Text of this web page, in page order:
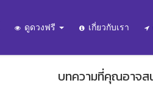
ดูดวงฟรี เกี่ยวกับเรา
บทความที่คุณอาจส